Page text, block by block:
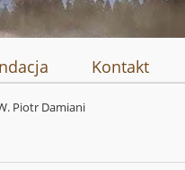
Kontakt
Piotr Damiani